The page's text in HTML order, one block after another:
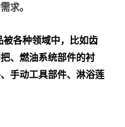
求。
各种领域中，比如齿
、 燃油系统部件的衬
手动工具部件、淋浴莲